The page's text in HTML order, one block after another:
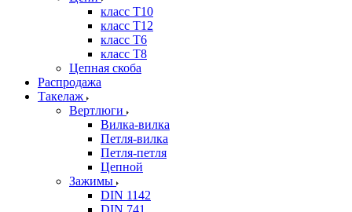
класс Т10
класс Т12
класс Т6
класс Т8
Цепная скоба
Распродажа
Такелаж
Вертлюги
Вилка-вилка
Петля-вилка
Петля-петля
Цепной
Зажимы
DIN 1142
DIN 741